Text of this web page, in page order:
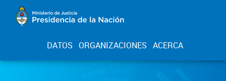
DATOS ORGANIZACIONES ACERCA